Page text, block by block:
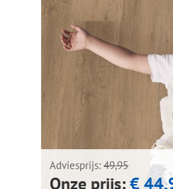
Adviesprijs:49,95
Onze prijs: €